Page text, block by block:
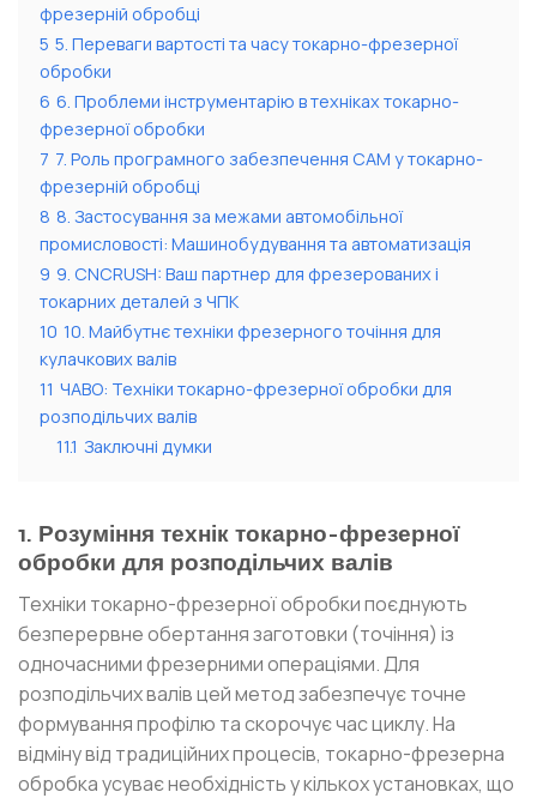
фрезерній обробці
5 5. Переваги вартості та часу токарно-фрезерної
обробки
6 6. Проблеми інструментарію в техніках токарно-
фрезерної обробки
7 7. Роль програмного забезпечення CAM у токарно-
фрезерній обробці
8 8. Застосування за межами автомобільної
промисловості: Машинобудування та автоматизація
9 9. CNCRUSH: Ваш партнер для фрезерованих і
токарних деталей з ЧПК
10 10. Майбутнє техніки фрезерного точіння для
кулачкових валів
11 ЧАВО: Техніки токарно-фрезерної обробки для
розподільчих валів
11.1 Заключні думки
1. Розуміння технік токарно-фрезерної
обробки для розподільчих валів
Техніки токарно-фрезерної обробки поєднують
безперервне обертання заготовки (точіння) із
одночасними фрезерними операціями. Для
розподільчих валів цей метод забезпечує точне
формування профілю та скорочує час циклу. На
відміну від традиційних процесів, токарно-фрезерна
обробка усуває необхідність у кількох установках, що